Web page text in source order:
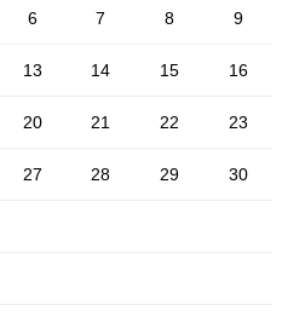
6 7 8 9
13 14 15 16
20 21 22 23
27 28 29 30